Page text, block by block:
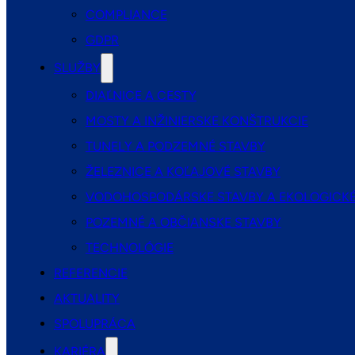
COMPLIANCE
GDPR
SLUŽBY
DIAĽNICE A CESTY
MOSTY A INŽINIERSKE KONŠTRUKCIE
TUNELY A PODZEMNÉ STAVBY
ŽELEZNICE A KOĽAJOVÉ STAVBY
VODOHOSPODÁRSKE STAVBY A
POZEMNÉ A OBČIANSKE STAVBY
TECHNOLÓGIE
REFERENCIE
AKTUALITY
SPOLUPRÁCA
KARIÉRA